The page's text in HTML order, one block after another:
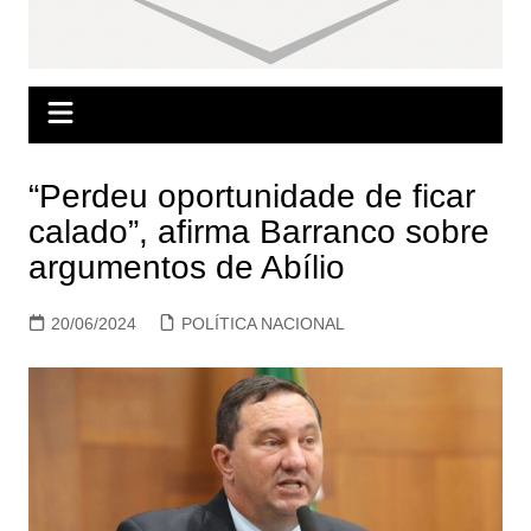
“Perdeu oportunidade de ficar
calado”, afirma Barranco sobre
argumentos de Abílio
20/06/2024 POLÍTICA NACIONAL